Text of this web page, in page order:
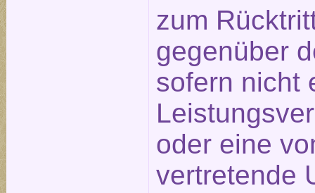
zum
gegenüber
sofern nicht
oder eine
vertretende